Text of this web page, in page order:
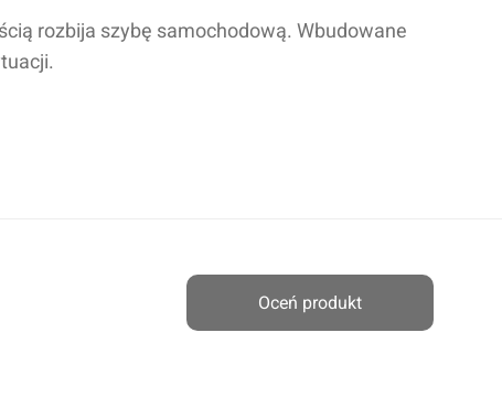
rozbija szybę samochodową. Wbudowane
Oceń produkt